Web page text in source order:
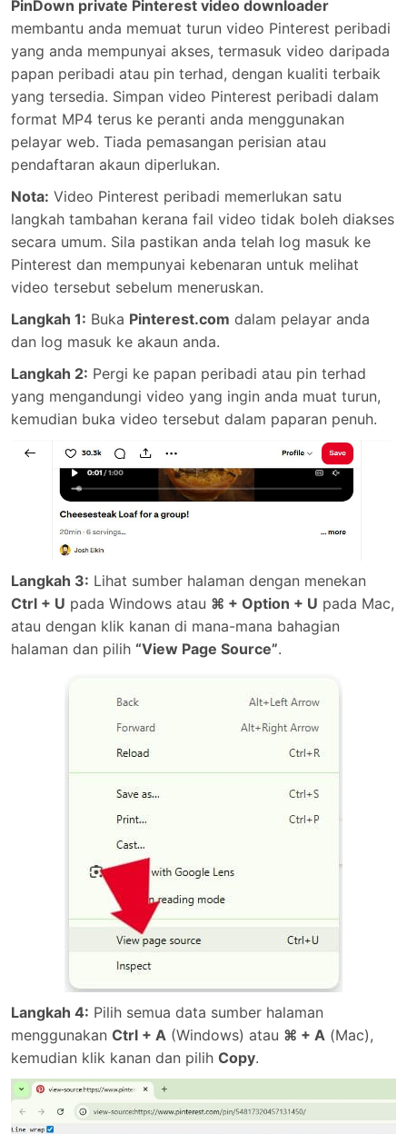
PinDown private Pinterest video downloader
membantu anda memuat turun video Pinterest peribadi
yang anda mempunyai akses, termasuk video daripada
papan peribadi atau pin terhad, dengan kualiti terbaik
yang tersedia. Simpan video Pinterest peribadi dalam
format MP4 terus ke peranti anda menggunakan
pelayar web. Tiada pemasangan perisian atau
pendaftaran akaun diperlukan.
Nota: Video Pinterest peribadi memerlukan satu
langkah tambahan kerana fail video tidak boleh diakses
secara umum. Sila pastikan anda telah log masuk ke
Pinterest dan mempunyai kebenaran untuk melihat
video tersebut sebelum meneruskan.
Langkah 1: Buka Pinterest.com dalam pelayar anda
dan log masuk ke akaun anda.
Langkah 2: Pergi ke papan peribadi atau pin terhad
yang mengandungi video yang ingin anda muat turun,
kemudian buka video tersebut dalam paparan penuh.
Langkah 3: Lihat sumber halaman dengan menekan
Ctrl + U pada Windows atau ⌘ + Option + U pada Mac,
atau dengan klik kanan di mana-mana bahagian
halaman dan pilih “View Page Source”.
Langkah 4: Pilih semua data sumber halaman
menggunakan Ctrl + A (Windows) atau ⌘ + A (Mac),
kemudian klik kanan dan pilih Copy.